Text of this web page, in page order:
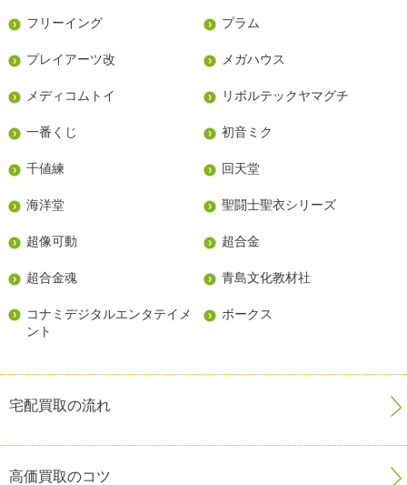
フリーイング プラム
プレイアーツ改 メガハウス
メディコムトイ リボルテックヤマグチ
一番くじ 初音ミク
千値練 回天堂
海洋堂 聖闘士聖衣シリーズ
超像可動 超合金
超合金魂 青島文化教材社
コナミデジタルエンタテイメ
ント
ボークス
宅配買取の流れ
高価買取のコツ